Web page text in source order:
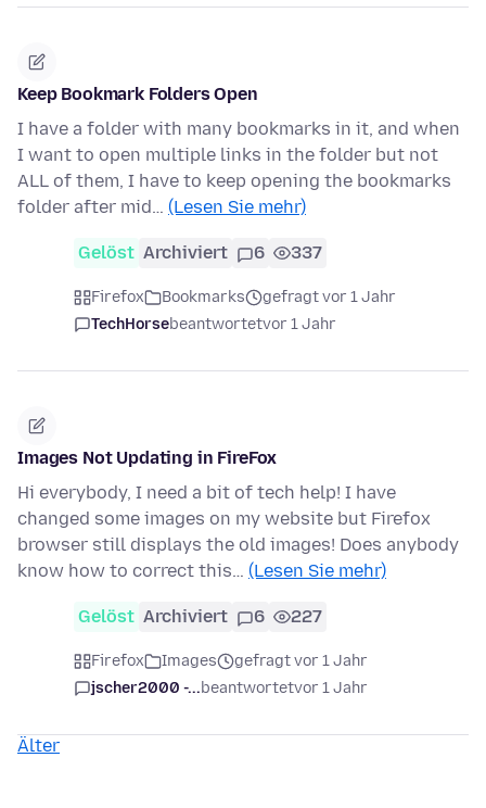
Keep Bookmark Folders Open
I have a folder with many bookmarks in it, and when
I want to open multiple links in the folder but not
ALL of them, I have to keep opening the bookmarks
folder after mid… (Lesen Sie mehr)
Gelöst Archiviert 6 337
Firefox Bookmarks
gefragt vor 1 Jahr
TechHorsebeantwortetvor 1 Jahr
Images Not Updating in FireFox
Hi everybody, I need a bit of tech help! I have
changed some images on my website but Firefox
browser still displays the old images! Does anybody
know how to correct this… (Lesen Sie mehr)
Gelöst Archiviert 6 227
Firefox Images
gefragt vor 1 Jahr
jscher2000 -...beantwortetvor 1 Jahr
Älter